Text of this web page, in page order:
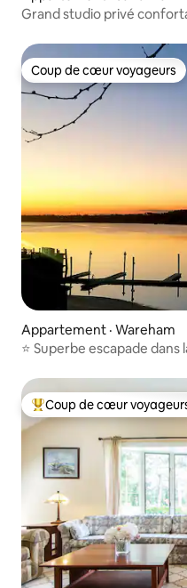
Grand studio privé
Coup de cœur voyageurs
Coup de cœur voyageurs
Appartement · Wareham
⭐ Superbe escapade dans
Coup de cœur voyageurs
Coup de cœur